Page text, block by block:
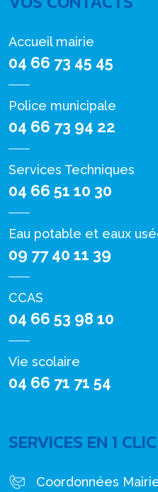
Accueil mairie
04 66 73 45 45
Police municipale
04 66 73 94 22
Services Techniques
04 66 51 10 30
Eau potable et eaux
09 77 40 11 39
CCAS
04 66 53 98 10
Vie scolaire
04 66 71 71 54
SERVICES EN 1 CLIC
Coordonnées